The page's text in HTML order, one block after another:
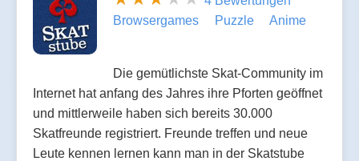
Browsergames
Puzzle Anime
Die gemütlichste Skat-Community im
Internet hat anfang des Jahres ihre Pforten geöffnet
und mittlerweile haben sich bereits 30.000
Skatfreunde registriert. Freunde treffen und neue
Leute kennen lernen kann man in der Skatstube